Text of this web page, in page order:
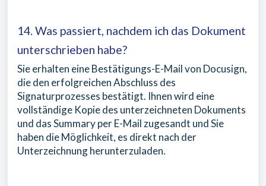
14. Was passiert, nachdem ich das Dokument
unterschrieben habe?
Sie erhalten eine Bestätigungs-E-Mail von Docusign,
die den erfolgreichen Abschluss des
Signaturprozesses bestätigt. Ihnen wird eine
vollständige Kopie des unterzeichneten Dokuments
und das Summary per E-Mail zugesandt und Sie
haben die Möglichkeit, es direkt nach der
Unterzeichnung herunterzuladen.